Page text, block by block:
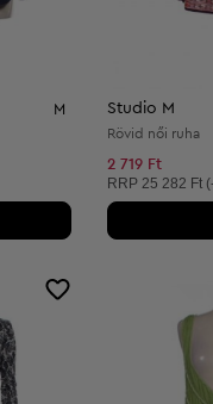
M Studio M
Rövid női ruha
2 719 Ft
Ajánlott ár:
RRP 25 282 Ft